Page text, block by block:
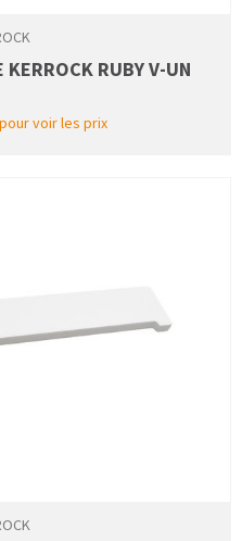
KERROCK RUBY V-UN
voir les prix